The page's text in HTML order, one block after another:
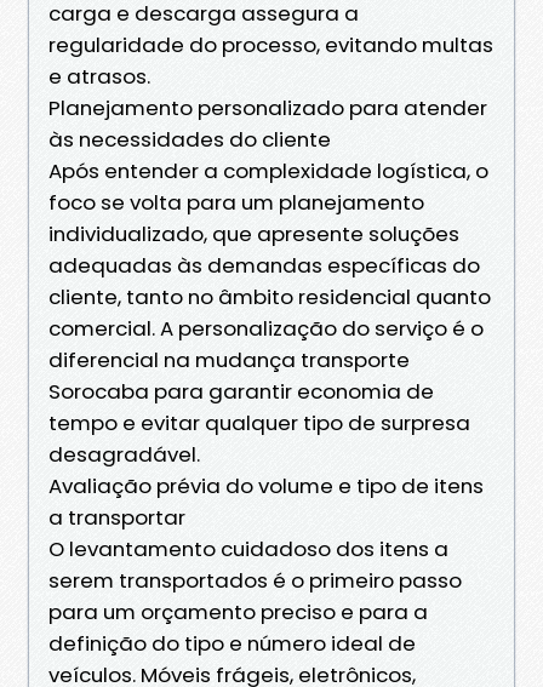
carga e descarga assegura a
regularidade do processo, evitando multas
e atrasos.
Planejamento personalizado para atender
às necessidades do cliente
Após entender a complexidade logística, o
foco se volta para um planejamento
individualizado, que apresente soluções
adequadas às demandas específicas do
cliente, tanto no âmbito residencial quanto
comercial. A personalização do serviço é o
diferencial na mudança transporte
Sorocaba para garantir economia de
tempo e evitar qualquer tipo de surpresa
desagradável.
Avaliação prévia do volume e tipo de itens
a transportar
O levantamento cuidadoso dos itens a
serem transportados é o primeiro passo
para um orçamento preciso e para a
definição do tipo e número ideal de
veículos. Móveis frágeis, eletrônicos,